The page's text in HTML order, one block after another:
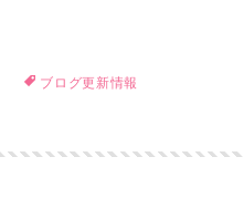
ブログ更新情報